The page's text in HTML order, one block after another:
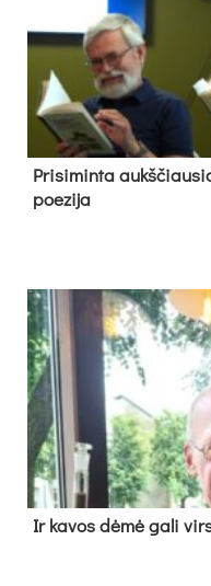
Pri­si­min­ta
poe­zi­ja
Ir ka­vos dė­mė ga­li